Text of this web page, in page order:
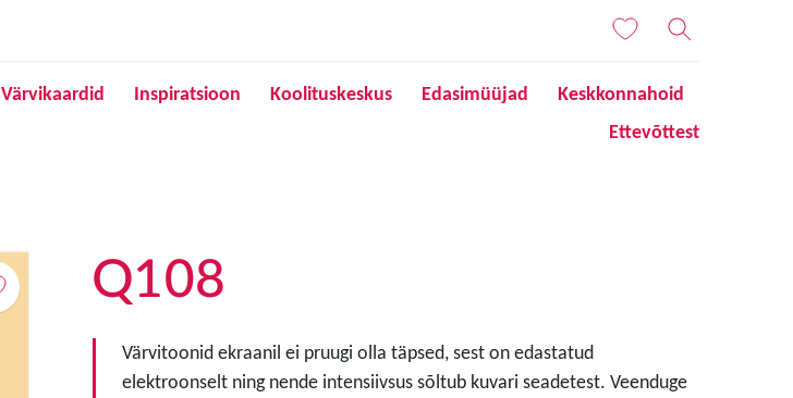
Värvikaardid Inspiratsioon Koolituskeskus Edasimüüjad
Keskkonnahoid
Ettevõttest
Q108
Värvitoonid ekraanil ei pruugi olla täpsed, sest on edastatud
elektroonselt ning nende intensiivsus sõltub kuvari seadetest. Veenduge